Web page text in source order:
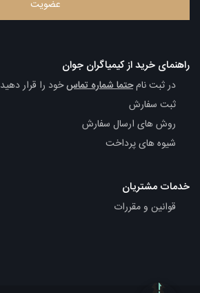
راهنمای خرید از کیمیاگران جوان
در ثبت نامحتما شماره تماسخود را قرار دهید
ثبت سفارش
روش های ارسال سفارش
شیوه های پرداخت
خدمات مشتریان
قوانین و مقررات